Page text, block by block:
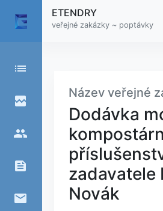
list
broken_image
people
feed
email
ETENDRY
veřejné zakázky ~ poptávky
Název veřejné
Dodávka
zadavatele
Novák